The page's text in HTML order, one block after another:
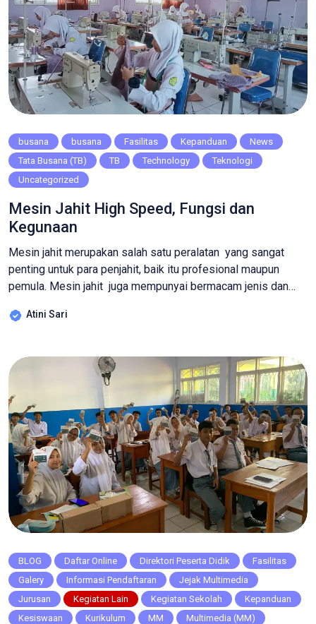
busana busana Fasilitas Kepanduan
News
Tata Busana (TB)
TB Technology
Teknologi
Uncategorized
Mesin Jahit High Speed, Fungsi dan
Kegunaan
Mesin jahit merupakan salah satu peralatan yang sangat
penting untuk para penjahit, baik itu profesional maupun
pemula. Mesin jahit juga mempunyai bermacam jenis dan
jahit high speed pada umumnya lebih cocok digunakan oleh
performa yang maksimal dari mesin jahit ini bisa menjadi
tantangan […]
Atini Sari
BLOG Daftar Online Direktori Peserta Didik
Fasilitas
Galery
Informasi Pendaftaran
Jejak Multimedia
Jurusan
Kegiatan Lain Kegiatan Sekolah
Kepanduan
Kesiswaan
Kurikulum MM
Multimedia (MM)